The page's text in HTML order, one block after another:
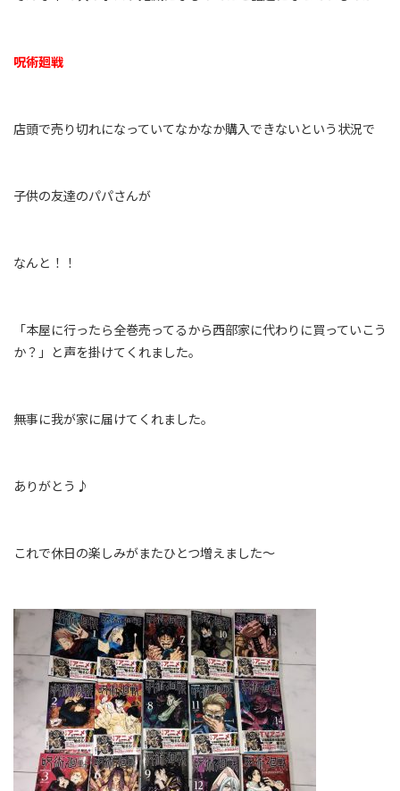
呪術廻戦
店頭で売り切れになっていてなかなか購入できないという状況で
子供の友達のパパさんが
なんと！！
「本屋に行ったら全巻売ってるから西部家に代わりに買っていこう
か？」と声を掛けてくれました。
無事に我が家に届けてくれました。
ありがとう♪
これで休日の楽しみがまたひとつ増えました～